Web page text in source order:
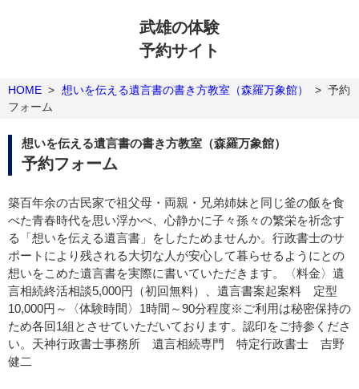
武雄の体験
予約サイト
HOME > 想いを伝える遺言書の書き方教室（森羅万象館） > 予約
フォーム
想いを伝える遺言書の書き方教室（森羅万象館）
予約フォーム
築百年余の古民家で祖父母・両親・兄弟姉妹と同じ釜の飯を食
べた青春時代を思い浮かべ、心静かに子々孫々の繁栄を祈念す
る「想いを伝える遺言書」をしたためませんか。行政書士のサ
ポートにより残される大切な人が安心して暮らせるようにとの
想いをこめた遺言書を実際に書いていただきます。〈料金〉遺
言相続終活相談5,000円（初回無料）、遺言書案起案料 定型
10,000円～〈体験時間〉1時間～90分程度※ご利用は秘密保持の
ため各回1組とさせていただいております。認印をご持参くださ
い。天神行政書士事務所 遺言相続専門 特定行政書士 吉野
健二